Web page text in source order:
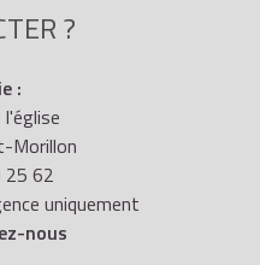
?
:
l'église
Morillon
62
uniquement
nous